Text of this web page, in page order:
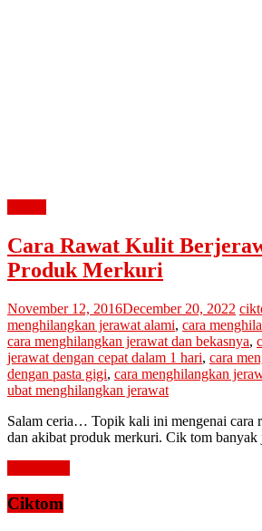
Cara Rawat Kulit
Produk Merkuri
November 12, 2016December 20, 2022
menghilangkan jerawat alami, cara
cara menghilangkan jerawat dan bekasnya,
jerawat dengan cepat dalam 1 hari, cara
dengan pasta gigi, cara menghilangkan
ubat menghilangkan jerawat
Salam ceria… Topik kali ini mengenai cara
dan akibat produk merkuri. Cik tom banyak
Ciktom